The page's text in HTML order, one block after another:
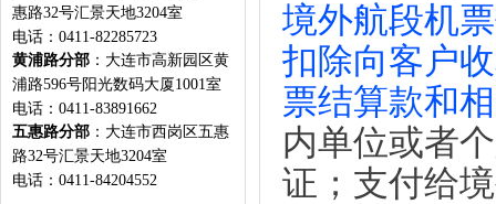
惠路32号汇景天地3204室
电话：0411-82285723
黄浦路分部 ：大连市高新园区黄
浦路596号阳光数码大厦1001室
电话：0411-83891662
五惠路分部 ：大连市西岗区五惠
路32号汇景天地3204室
电话：0411-84204552
境外航段机
扣除向客户
票结算款和
内单位或者
证；支付给